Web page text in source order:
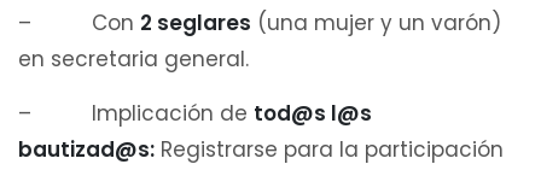
– Con 2 seglares (una mujer y un varón)
en secretaria general.
– Implicación de tod@s l@s
bautizad@s: Registrarse para la participación